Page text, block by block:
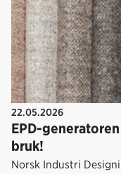
22.05.2026
EPD-
bruk!
Norsk Industri